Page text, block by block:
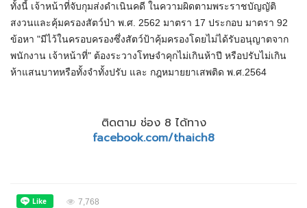
ทั้งนี้ เจ้าหน้าที่จับกุมส่งดำเนินคดี ในความผิดตามพระราชบัญญัติ
สงวนและคุ้มครองสัตว์ป่า พ.ศ. 2562 มาตรา 17 ประกอบ มาตรา 92
ข้อหา "มีไว้ในครอบครองซึ่งสัตว์ป้าคุ้มครองโดยไม่ได้รับอนุญาตจาก
พนักงาน เจ้าหน้าที่" ต้องระวางโทษจำคุกไม่เกินห้าปี หรือปรับไม่เกิน
ห้าแสนบาทหรือทั้งจำทั้งปรับ และ กฎหมายยาเสพติด พ.ศ.2564
ติดตาม ช่อง 8 ได้ทาง
facebook.com/thaich8
7,768